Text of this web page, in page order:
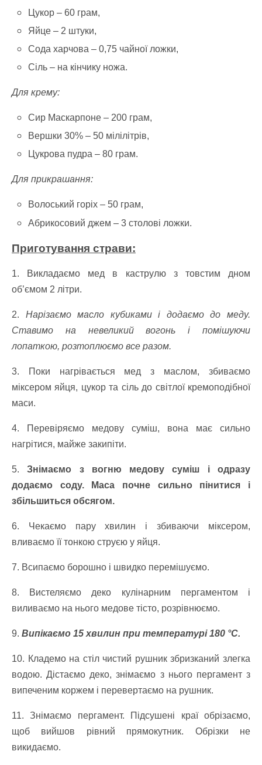
Цукор – 60 грам,
Яйце – 2 штуки,
Сода харчова – 0,75 чайної ложки,
Сіль – на кінчику ножа.
Для крему:
Сир Маскарпоне – 200 грам,
Вершки 30% – 50 мілілітрів,
Цукрова пудра – 80 грам.
Для прикрашання:
Волоський горіх – 50 грам,
Абрикосовий джем – 3 столові ложки.
Приготування страви:
1. Викладаємо мед в каструлю з товстим дном
об’ємом 2 літри.
2. Нарізаємо масло кубиками і додаємо до меду.
Ставимо на невеликий вогонь і помішуючи
лопаткою, розтоплюємо все разом.
3. Поки нагрівається мед з маслом, збиваємо
міксером яйця, цукор та сіль до світлої кремоподібної
маси.
4. Перевіряємо медову суміш, вона має сильно
нагрітися, майже закипіти.
5.Знімаємо з вогню медову суміш і одразу
додаємо соду. Маса почне сильно пінитися і
збільшиться обсягом.
6. Чекаємо пару хвилин і збиваючи міксером,
вливаємо її тонкою струєю у яйця.
7. Всипаємо борошно і швидко перемішуємо.
8. Вистеляємо деко кулінарним пергаментом і
виливаємо на нього медове тісто, розрівнюємо.
9. Випікаємо 15 хвилин при температурі 180 °C.
10. Кладемо на стіл чистий рушник збризканий злегка
водою. Дістаємо деко, знімаємо з нього пергамент з
випеченим коржем і перевертаємо на рушник.
11. Знімаємо пергамент. Підсушені краї обрізаємо,
щоб вийшов рівний прямокутник. Обрізки не
викидаємо.